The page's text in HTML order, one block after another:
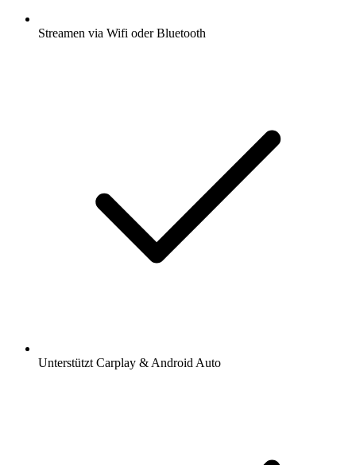
Streamen via Wifi oder Bluetooth
Unterstützt Carplay & Android Auto